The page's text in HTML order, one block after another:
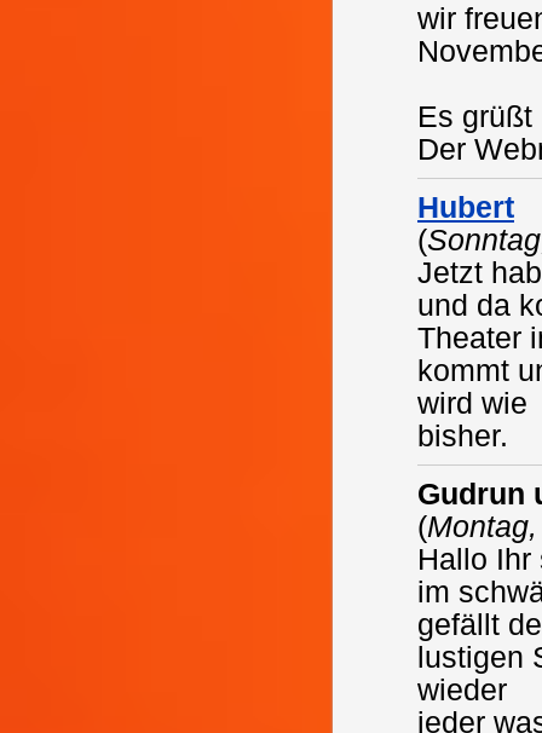
wir
Es
Der
Hubert
(
Jetzt
und da
Theater
kommt
wird wie
bisher.
Gudrun
(
Hallo Ihr
im
gefällt
lustigen
wieder
jeder